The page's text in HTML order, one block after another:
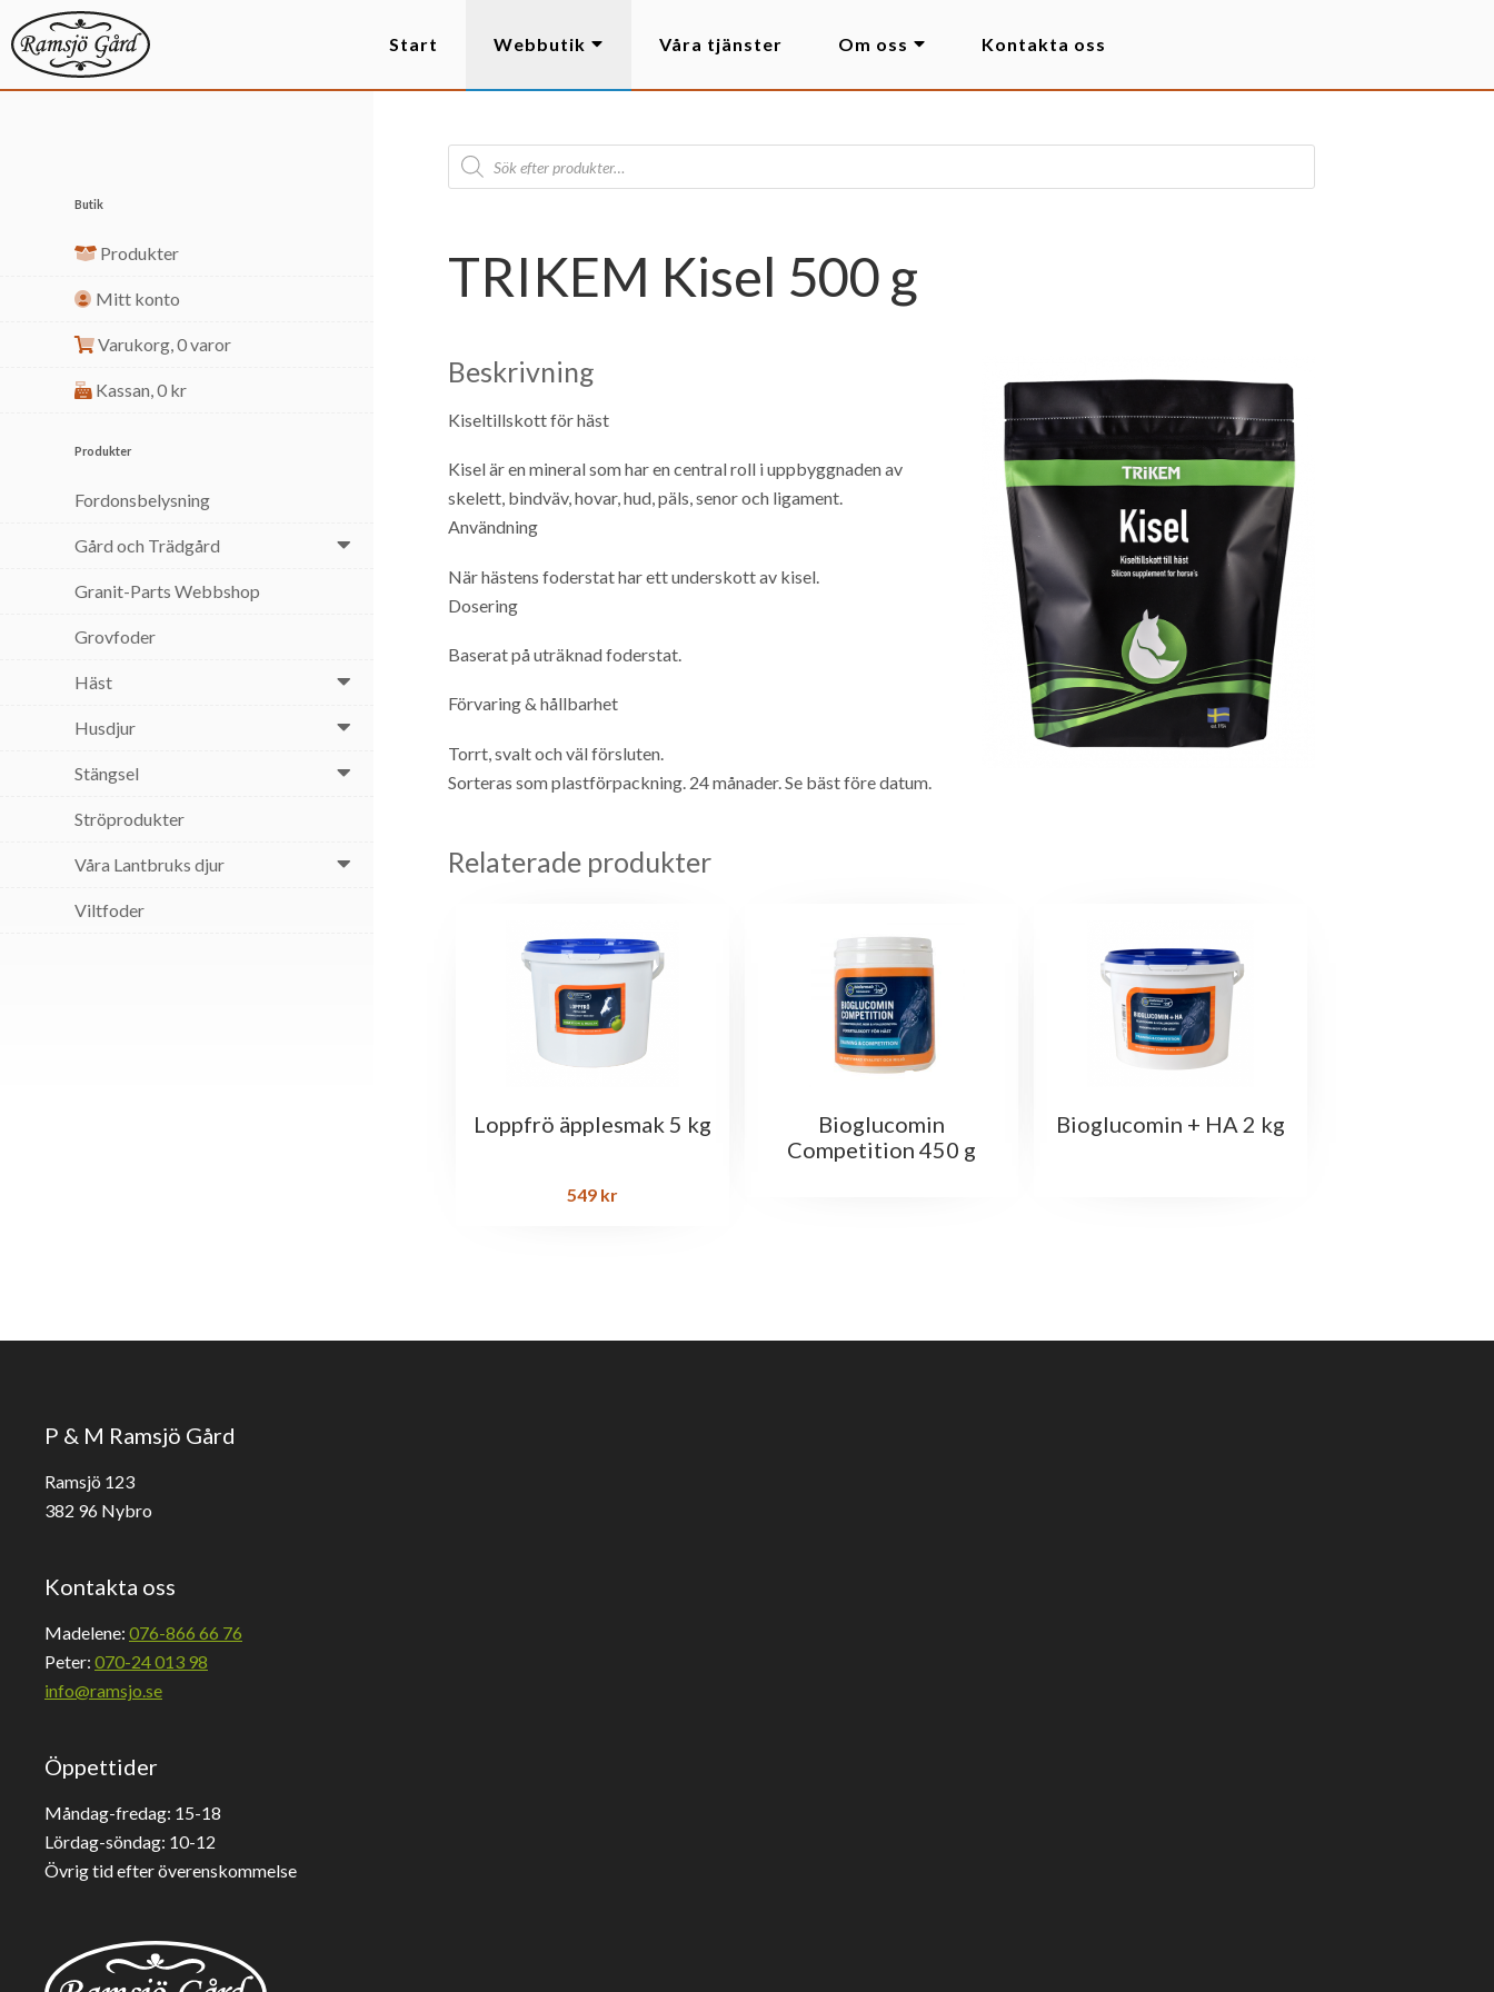
Start Webbutik Våra tjänster Om oss Kontakta oss
Butik
Produkter
Mitt konto
Varukorg,0 varor
Kassan,0 kr
Produkter
Fordonsbelysning
Gård och Trädgård
Granit-Parts Webbshop
Grovfoder
Häst
Husdjur
Stängsel
Ströprodukter
Våra Lantbruks djur
Viltfoder
TRIKEM Kisel 500 g
Beskrivning
Kiseltillskott för häst
Kisel är en mineral som har en central roll i uppbyggnaden av
skelett, bindväv, hovar, hud, päls, senor och ligament.
Användning
När hästens foderstat har ett underskott av kisel.
Dosering
Baserat på uträknad foderstat.
Förvaring & hållbarhet
Torrt, svalt och väl försluten.
Sorteras som plastförpackning. 24 månader. Se bäst före datum.
Relaterade produkter
Loppfrö äpplesmak 5 kg
549 kr
Bioglucomin
Competition 450 g
Bioglucomin + HA 2 kg
P & M Ramsjö Gård
Ramsjö 123
382 96 Nybro
Kontakta oss
Madelene: 076-866 66 76
Peter: 070-24 013 98
info@ramsjo.se
Öppettider
Måndag-fredag: 15-18
Lördag-söndag: 10-12
Övrig tid efter överenskommelse